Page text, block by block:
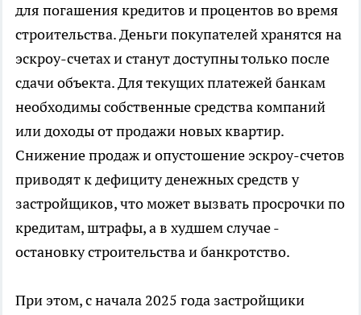
для погашения кредитов и процентов во время
строительства. Деньги покупателей хранятся на
эскроу-счетах и станут доступны только после
сдачи объекта. Для текущих платежей банкам
необходимы собственные средства компаний
или доходы от продажи новых квартир.
Снижение продаж и опустошение эскроу-счетов
приводят к дефициту денежных средств у
застройщиков, что может вызвать просрочки по
кредитам, штрафы, а в худшем случае -
остановку строительства и банкротство.
При этом, с начала 2025 года застройщики